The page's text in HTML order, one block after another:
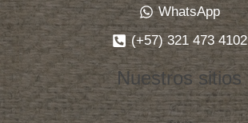
WhatsApp
(+57) 321 473 4102
Nuestros sitios